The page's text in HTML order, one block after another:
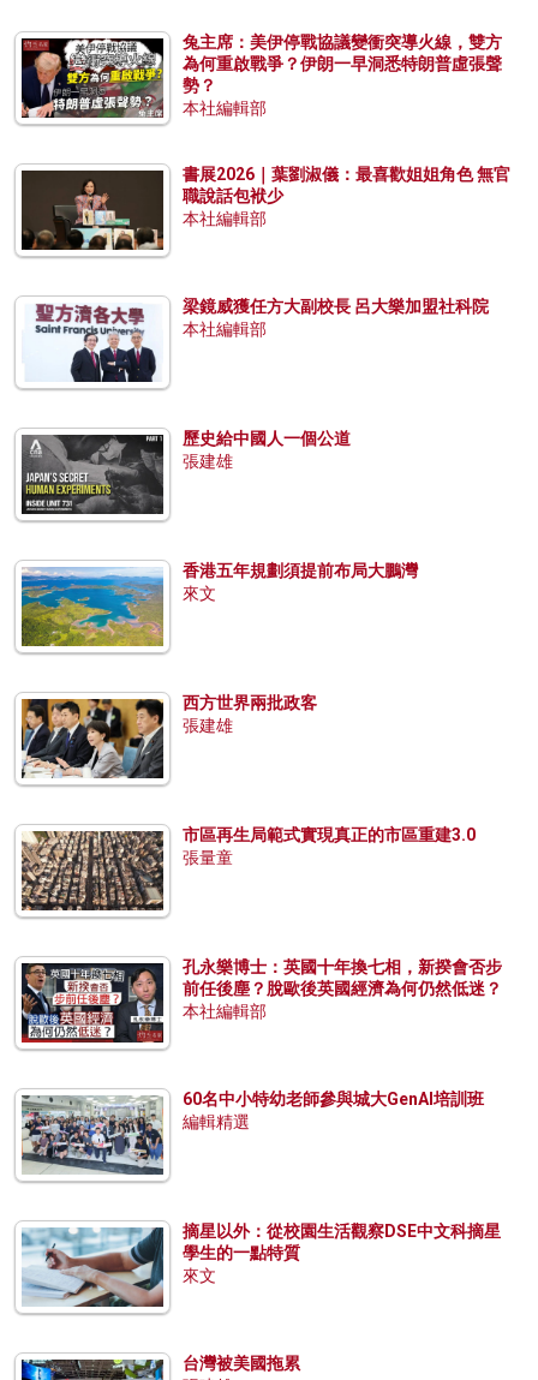
兔主席：美伊停戰協議變衝突導火線，雙方
為何重啟戰爭？伊朗一早洞悉特朗普虛張聲
勢？
本社編輯部
書展2026｜葉劉淑儀：最喜歡姐姐角色 無官
職說話包袱少
本社編輯部
梁鏡威獲任方大副校長 呂大樂加盟社科院
本社編輯部
歷史給中國人一個公道
張建雄
香港五年規劃須提前布局大鵬灣
來文
西方世界兩批政客
張建雄
市區再生局範式實現真正的市區重建3.0
張量童
孔永樂博士：英國十年換七相，新揆會否步
前任後塵？脫歐後英國經濟為何仍然低迷？
本社編輯部
60名中小特幼老師參與城大GenAI培訓班
編輯精選
摘星以外：從校園生活觀察DSE中文科摘星
學生的一點特質
來文
台灣被美國拖累